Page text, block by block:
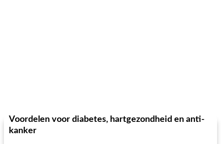
Voordelen voor diabetes, hartgezondheid en anti-
kanker